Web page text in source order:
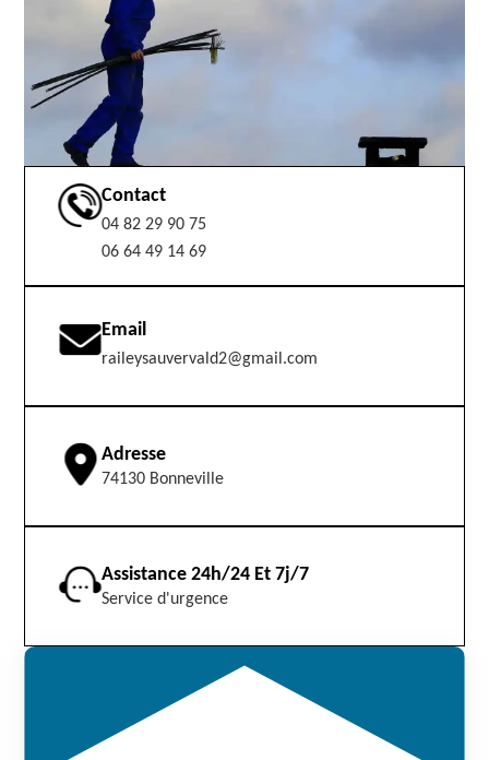
Contact
04 82 29 90 75
06 64 49 14 69
Email
raileysauvervald2@gmail.com
Adresse
74130 Bonneville
Assistance 24h/24 Et 7j/7
Service d'urgence